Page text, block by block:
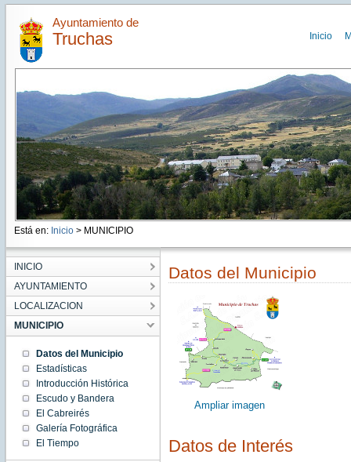
Ayuntamiento de
Truchas Inicio
Está en: Inicio > MUNICIPIO
INICIO
AYUNTAMIENTO
LOCALIZACION
MUNICIPIO
Datos del Municipio
Estadísticas
Introducción Histórica
Escudo y Bandera
El Cabreirés
Galería Fotográfica
El Tiempo
Datos del Municipio
Ampliar imagen
Datos de Interés